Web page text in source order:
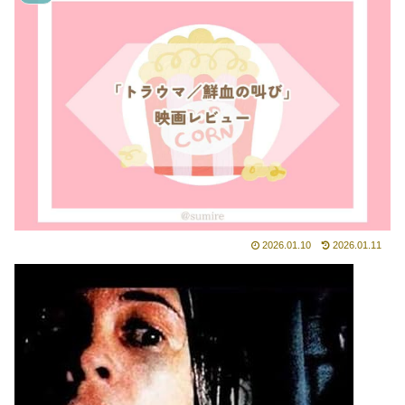
2026.01.10 2026.01.11